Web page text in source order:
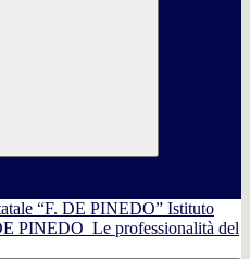
Istituto
PINEDO Le professionalità del